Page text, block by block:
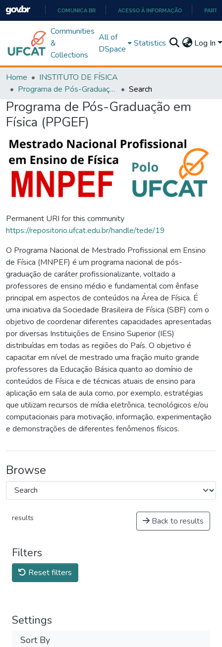
PARA
O
COMUNICA BR ACESSO À INFORMAÇÃO
Communities
&
Collections
All of
DSpace
Statistics Log In
Home
INSTITUTO DE FÍSICA
Programa de Pós-Graduação em Física (PPGEF)
Search
Programa de Pós-Graduação em
Física (PPGEF)
Permanent URI for this community
https://repositorio.ufcat.edu.br/handle/tede/19
O Programa Nacional de Mestrado Profissional em Ensino
de Física (MNPEF) é um programa nacional de pós-
graduação de caráter profissionalizante, voltado a
professores de ensino médio e fundamental com ênfase
principal em aspectos de conteúdos na Área de Física. É
uma iniciativa da Sociedade Brasileira de Física (SBF) com o
objetivo de coordenar diferentes capacidades apresentadas
por diversas Instituições de Ensino Superior (IES)
distribuídas em todas as regiões do País. O objetivo é
capacitar em nível de mestrado uma fração muito grande
professores da Educação Básica quanto ao domínio de
conteúdos de Física e de técnicas atuais de ensino para
aplicação em sala de aula como, por exemplo, estratégias
que utilizam recursos de mídia eletrônica, tecnológicos e/ou
computacionais para motivação, informação, experimentação
e demonstrações de diferentes fenômenos físicos.
Browse
results Back to results
Filters
Reset filters
Settings
Sort By